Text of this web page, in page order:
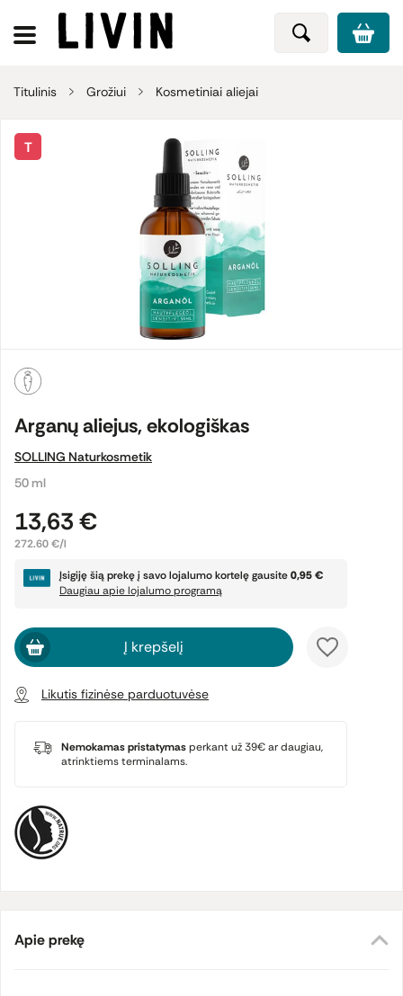
Titulinis Grožiui Kosmetiniai aliejai
T
Arganų aliejus, ekologiškas
SOLLING Naturkosmetik
50 ml
13,63 €
272.60 €/l
Įsigiję šią prekę į savo lojalumo kortelę gausite0,95 €
Daugiau apie lojalumo programą
Į krepšelį
Likutis fizinėse parduotuvėse
Nemokamas pristatymasperkant už 39€ ar daugiau,
atrinktiems terminalams.
Apie prekę